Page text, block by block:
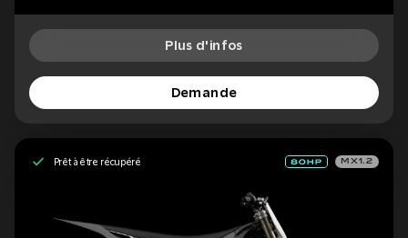
Plus d'infos
Demande
Prêt à être récupéré MX1.2